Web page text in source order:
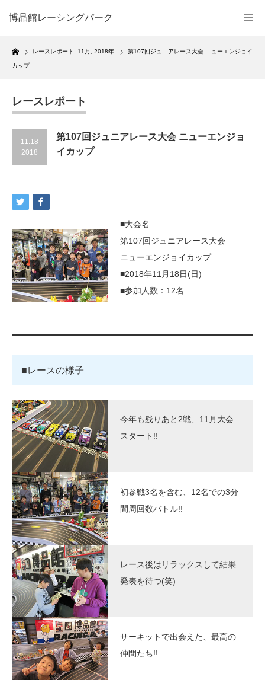
博品館レーシングパーク
Home
レースレポート 11月 2018年 第107回ジュニアレース大会 ニューエンジョイ
カップ
レースレポート
11.18
2018
第107回ジュニアレース大会 ニューエンジョ
イカップ
■大会名
第107回ジュニアレース大会
ニューエンジョイカップ
■2018年11月18日(日)
■参加人数：12名
■レースの様子
今年も残りあと2戦、11月大会
スタート!!
初参戦3名を含む、12名での3分
間周回数バトル!!
レース後はリラックスして結果
発表を待つ(笑)
サーキットで出会えた、最高の
仲間たち!!